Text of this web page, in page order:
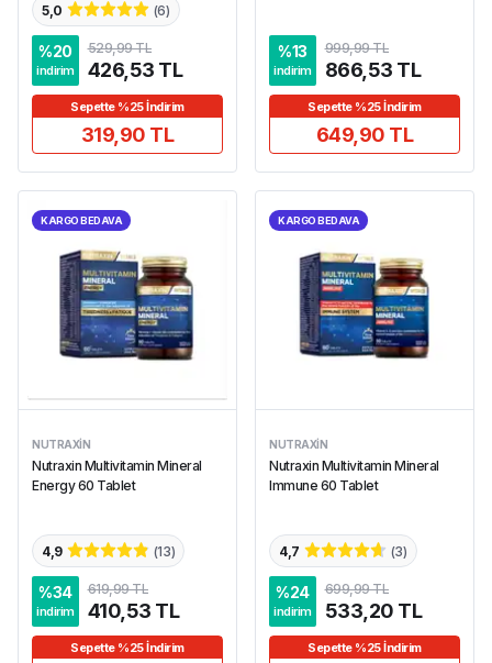
5,0 (6)
%20
indirim
529,99 TL
426,53 TL
Sepette %25 İndirim
319,90 TL
%13
indirim
999,99 TL
866,53 TL
Sepette %25 İndirim
649,90 TL
KARGO BEDAVA
NUTRAXIN
Nutraxin Multivitamin Mineral
Energy 60 Tablet
4,9 (13)
%34
indirim
619,99 TL
410,53 TL
Sepette %25 İndirim
KARGO BEDAVA
NUTRAXIN
Nutraxin Multivitamin Mineral
Immune 60 Tablet
4,7 (3)
%24
indirim
699,99 TL
533,20 TL
Sepette %25 İndirim